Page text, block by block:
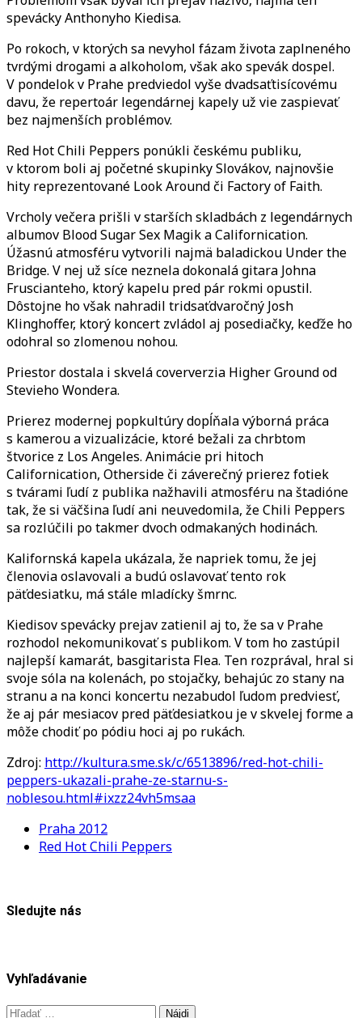
spevácky Anthonyho Kiedisa.
Po rokoch, v ktorých sa nevyhol fázam života zaplneného
tvrdými drogami a alkoholom, však ako spevák dospel.
V pondelok v Prahe predviedol vyše dvadsaťtisícovému
davu, že repertoár legendárnej kapely už vie zaspievať
bez najmenších problémov.
Red Hot Chili Peppers ponúkli českému publiku,
v ktorom boli aj početné skupinky Slovákov, najnovšie
hity reprezentované Look Around či Factory of Faith.
Vrcholy večera prišli v starších skladbách z legendárnych
albumov Blood Sugar Sex Magik a Californication.
Úžasnú atmosféru vytvorili najmä baladickou Under the
Bridge. V nej už síce neznela dokonalá gitara Johna
Fruscianteho, ktorý kapelu pred pár rokmi opustil.
Dôstojne ho však nahradil tridsaťdvaročný Josh
Klinghoffer, ktorý koncert zvládol aj posediačky, keďže ho
odohral so zlomenou nohou.
Priestor dostala i skvelá coververzia Higher Ground od
Stevieho Wondera.
Prierez modernej popkultúry dopĺňala výborná práca
s kamerou a vizualizácie, ktoré bežali za chrbtom
štvorice z Los Angeles. Animácie pri hitoch
Californication, Otherside či záverečný prierez fotiek
s tvárami ľudí z publika nažhavili atmosféru na štadióne
tak, že si väčšina ľudí ani neuvedomila, že Chili Peppers
sa rozlúčili po takmer dvoch odmakaných hodinách.
Kalifornská kapela ukázala, že napriek tomu, že jej
členovia oslavovali a budú oslavovať tento rok
päťdesiatku, má stále mladícky šmrnc.
Kiedisov spevácky prejav zatienil aj to, že sa v Prahe
rozhodol nekomunikovať s publikom. V tom ho zastúpil
najlepší kamarát, basgitarista Flea. Ten rozprával, hral si
svoje sóla na kolenách, po stojačky, behajúc zo stany na
stranu a na konci koncertu nezabudol ľudom predviesť,
že aj pár mesiacov pred päťdesiatkou je v skvelej forme a
môže chodiť po pódiu hoci aj po rukách.
Zdroj: http://kultura.sme.sk/c/6513896/red-hot-chili-
peppers-ukazali-prahe-ze-starnu-s-
noblesou.html#ixzz24vh5msaa
Praha 2012
Red Hot Chili Peppers
Sledujte nás
Vyhľadávanie
Hľadať: